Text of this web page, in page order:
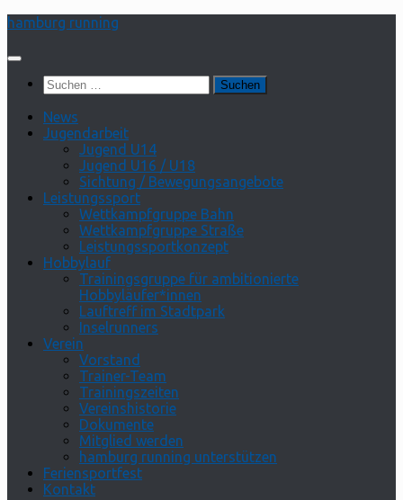
Zum
springen
hamburg running
Suchen
nach:
News
Jugendarbeit
Jugend U14
Jugend U16 / U18
Sichtung / Bewegungsangebote
Leistungssport
Wettkampfgruppe Bahn
Wettkampfgruppe Straße
Leistungssportkonzept
Hobbylauf
Trainingsgruppe für ambitionierte
Hobbyläufer*innen
Lauftreff im Stadtpark
Inselrunners
Verein
Vorstand
Trainer-Team
Trainingszeiten
Vereinshistorie
Dokumente
Mitglied werden
hamburg running unterstützen
Feriensportfest
Kontakt